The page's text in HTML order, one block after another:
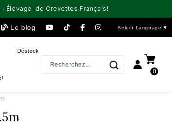
Élevage de Crevettes Français!
Le blog Select Language ▼
Déstock
0